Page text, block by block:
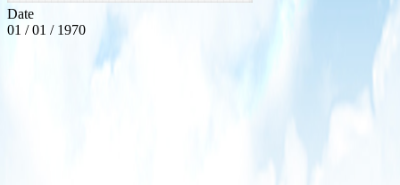
Date
01 / 01 / 1970